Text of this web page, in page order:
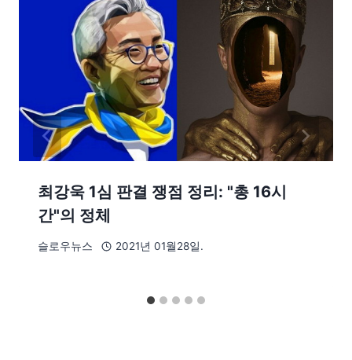
최강욱 1심 판결 쟁점 정리: "총 16시
간"의 정체
슬로우뉴스 2021년 01월28일.